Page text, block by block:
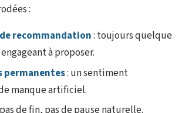
:
recommandation: toujours quelque
à proposer.
: un sentiment
manque artificiel.
de fin, pas de pause naturelle.